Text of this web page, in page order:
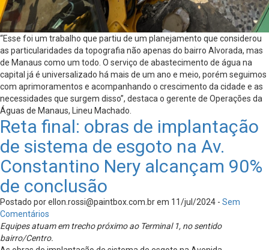
“Esse foi um trabalho que partiu de um planejamento que considerou
as particularidades da topografia não apenas do bairro Alvorada, mas
de Manaus como um todo. O serviço de abastecimento de água na
capital já é universalizado há mais de um ano e meio, porém seguimos
com aprimoramentos e acompanhando o crescimento da cidade e as
necessidades que surgem disso”, destaca o gerente de Operações da
Águas de Manaus, Lineu Machado.
Reta final: obras de implantação
de sistema de esgoto na Av.
Constantino Nery alcançam 90%
de conclusão
Postado porellon.rossi@paintbox.com.brem 11/jul/2024 - Sem
Comentários
Equipes atuam em trecho próximo ao Terminal 1, no sentido
bairro/Centro.